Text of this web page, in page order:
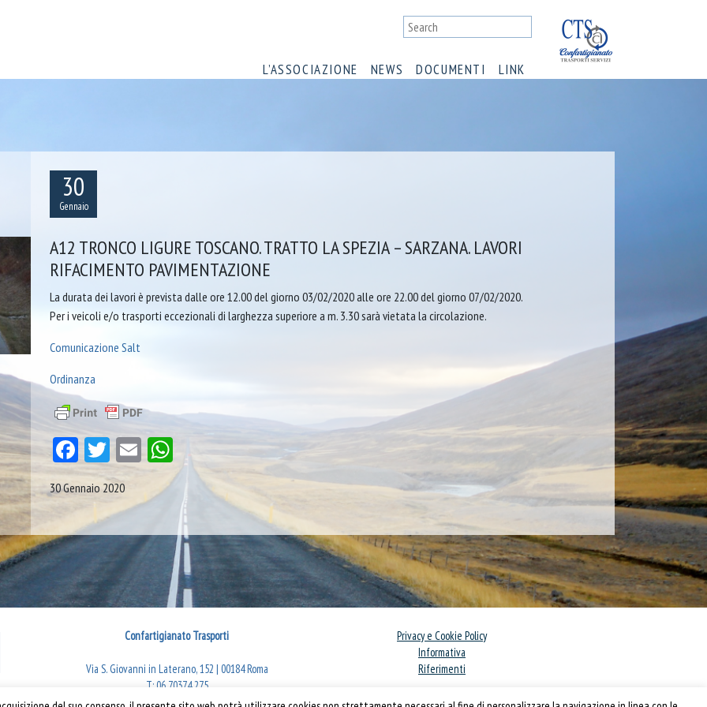
L’ASSOCIAZIONE NEWS DOCUMENTI LINK
30
Gennaio
A12 TRONCO LIGURE TOSCANO. TRATTO LA SPEZIA – SARZANA. LAVORI
RIFACIMENTO PAVIMENTAZIONE
La durata dei lavori è prevista dalle ore 12.00 del giorno 03/02/2020 alle ore 22.00 del giorno 07/02/2020.
Per i veicoli e/o trasporti eccezionali di larghezza superiore a m. 3.30 sarà vietata la circolazione.
Comunicazione Salt
Ordinanza
Facebook
Twitter
EmailWhatsApp
30 Gennaio 2020
2019
Confartigianato Trasporti
Via S. Giovanni in Laterano, 152 | 00184 Roma
T: 06 70374.275
trasporti@confartigianato.it
Privacy e Cookie Policy
Informativa
Riferimenti